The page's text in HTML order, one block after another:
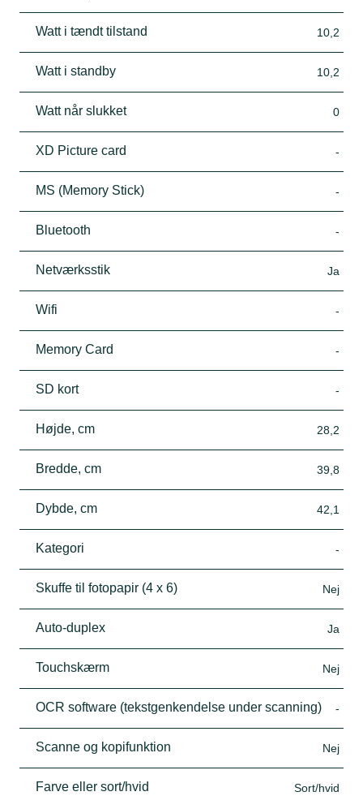
Watt i tændt tilstand 10,2
Watt i standby 10,2
Watt når slukket 0
XD Picture card -
MS (Memory Stick) -
Bluetooth -
Netværksstik Ja
Wifi -
Memory Card -
SD kort -
Højde, cm 28,2
Bredde, cm 39,8
Dybde, cm 42,1
Kategori -
Skuffe til fotopapir (4 x 6) Nej
Auto-duplex Ja
Touchskærm Nej
OCR software (tekstgenkendelse under scanning) -
Scanne og kopifunktion Nej
Farve eller sort/hvid Sort/hvid